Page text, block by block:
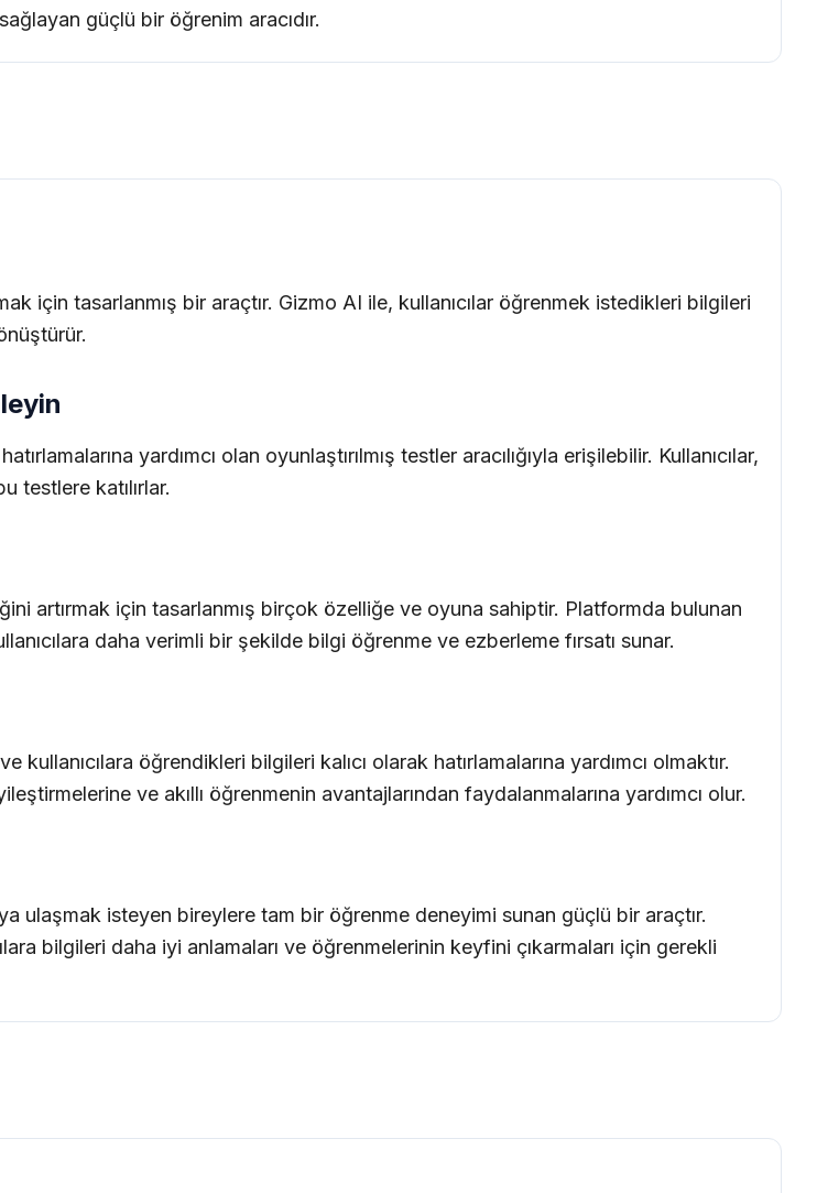
güçlü bir öğrenim aracıdır.
için tasarlanmış bir araçtır. Gizmo AI ile, kullanıcılar öğrenmek istedikleri bilgileri
yardımcı olan oyunlaştırılmış testler aracılığıyla erişilebilir. Kullanıcılar,
testlere katılırlar.
artırmak için tasarlanmış birçok özelliğe ve oyuna sahiptir. Platformda bulunan
daha verimli bir şekilde bilgi öğrenme ve ezberleme fırsatı sunar.
öğrendikleri bilgileri kalıcı olarak hatırlamalarına yardımcı olmaktır.
ve akıllı öğrenmenin avantajlarından faydalanmalarına yardımcı olur.
ulaşmak isteyen bireylere tam bir öğrenme deneyimi sunan güçlü bir araçtır.
bilgileri daha iyi anlamaları ve öğrenmelerinin keyfini çıkarmaları için gerekli